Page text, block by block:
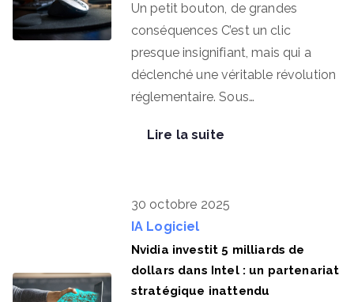
Un petit bouton, de grandes
conséquences C’est un clic
presque insignifiant, mais qui a
déclenché une véritable révolution
réglementaire. Sous…
Lire la suite
30 octobre 2025
IA Logiciel
Nvidia investit 5 milliards de
dollars dans Intel : un partenariat
stratégique inattendu